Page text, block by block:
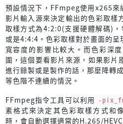
預設情況下，FFmpeg使用x265來
影片輸入源來決定輸出的色彩取樣
取樣方式為4:2:0(支援硬體解碼)
或是4:4:4。色彩取樣對於畫面的
寬容度的影響比較大。而色彩深
圍，這個要看影片來源，如果影
進行錄製或是製作的話，那麼降轉
等色階不連續的情況。
FFmpeg指令工具可以利用 -
素格式來決定其色彩取樣方式和
時，會自動選擇適當的H.265/